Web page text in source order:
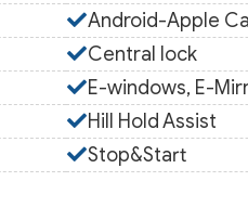
Android-Apple
Central lock
E-windows, E-
Hill Hold Assist
Stop&Start